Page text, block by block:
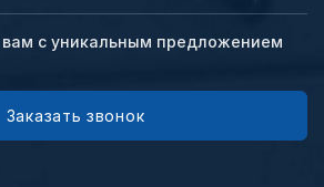
с уникальным предложением
Заказать звонок